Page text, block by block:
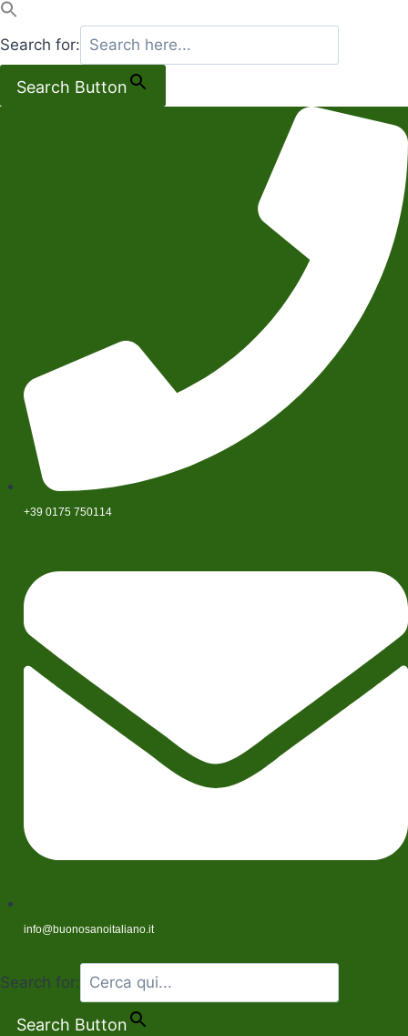
Search for:
Search Button
+39 0175 750114
info@buonosanoitaliano.it
Search for:
Search Button